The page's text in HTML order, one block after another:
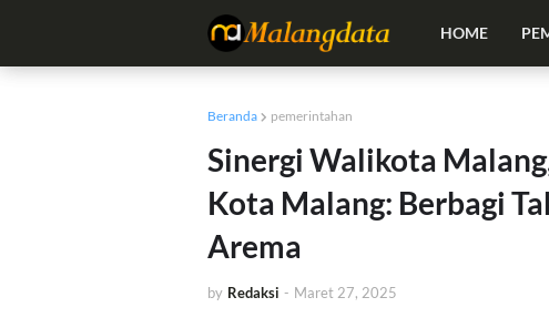
HOME
Beranda pemerintahan
Sinergi Walikota
Kota Malang: Berbagi
Arema
by Redaksi - Maret 27, 2025